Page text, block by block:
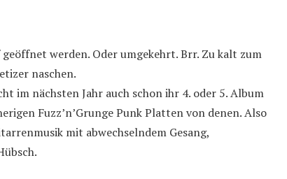
werden. Oder umgekehrt. Brr. Zu kalt zum
naschen.
im nächsten Jahr auch schon ihr 4. oder 5. Album
Fuzz’n’Grunge Punk Platten von denen. Also
mit abwechselndem Gesang,